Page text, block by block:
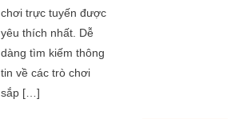
chơi trực tuyến được
yêu thích nhất. Dễ
dàng tìm kiếm thông
tin về các trò chơi
sắp […]